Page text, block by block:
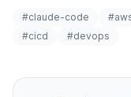
#claude-code
#cicd
#devops